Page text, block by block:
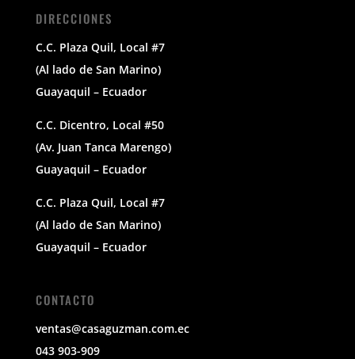
DIRECCIONES
C.C. Plaza Quil, Local #7
(Al lado de San Marino)
Guayaquil – Ecuador
C.C. Dicentro, Local #50
(Av. Juan Tanca Marengo)
Guayaquil – Ecuador
C.C. Plaza Quil, Local #7
(Al lado de San Marino)
Guayaquil – Ecuador
CONTACTO
ventas@casaguzman.com.ec
043 903-909